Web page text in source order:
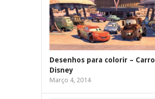
Desenhos para colorir –
Disney
Março 4, 2014